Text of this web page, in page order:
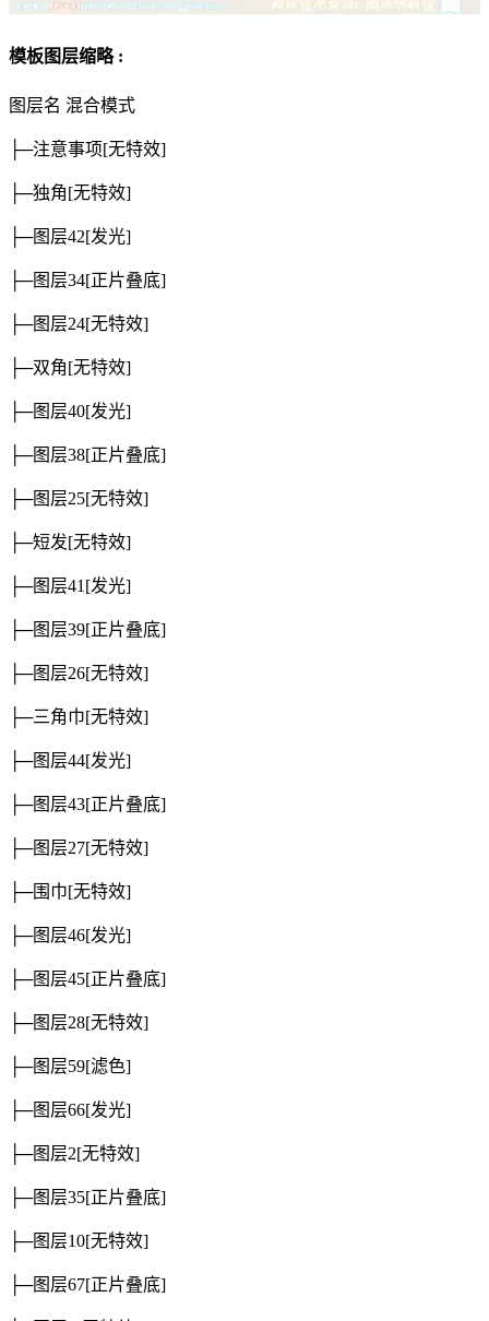
模板图层缩略 :
图层名 混合模式
├─注意事项[无特效]
├─独角 [无特效]
├─图层42[发光]
├─图层34[正片叠底]
├─图层24[无特效]
├─双角 [无特效]
├─图层40[发光]
├─图层38[正片叠底]
├─图层25[无特效]
├─短发[无特效]
├─图层41[发光]
├─图层39[正片叠底]
├─图层26[无特效]
├─三角巾[无特效]
├─图层44[发光]
├─图层43[正片叠底]
├─图层27[无特效]
├─围巾[无特效]
├─图层46[发光]
├─图层45[正片叠底]
├─图层28[无特效]
├─图层59[滤色]
├─图层66[发光]
├─图层2[无特效]
├─图层35[正片叠底]
├─图层10[无特效]
├─图层67[正片叠底]